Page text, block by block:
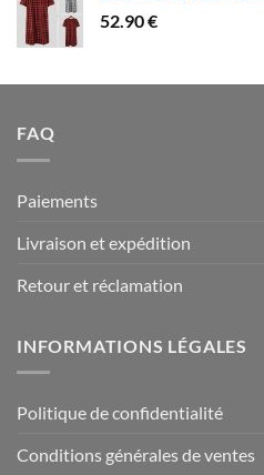
52.90€
FAQ
Paiements
Livraison et expédition
Retour et réclamation
INFORMATIONS LÉGALES
Politique de confidentialité
Conditions générales de ventes